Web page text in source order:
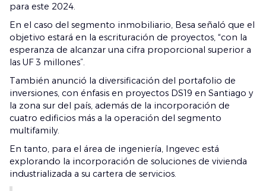
para este 2024.
En el caso del segmento inmobiliario, Besa señaló que el
objetivo estará en la escrituración de proyectos, “con la
esperanza de alcanzar una cifra proporcional superior a
las UF 3 millones”.
También anunció la diversificación del portafolio de
inversiones, con énfasis en proyectos DS19 en Santiago y
la zona sur del país, además de la incorporación de
cuatro edificios más a la operación del segmento
multifamily.
En tanto, para el área de ingeniería, Ingevec está
explorando la incorporación de soluciones de vivienda
industrializada a su cartera de servicios.